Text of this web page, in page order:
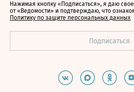
Нажимая кнопку «Подписаться», я даю
от «Ведомости» и подтверждаю, что
Политику по защите персональных данных